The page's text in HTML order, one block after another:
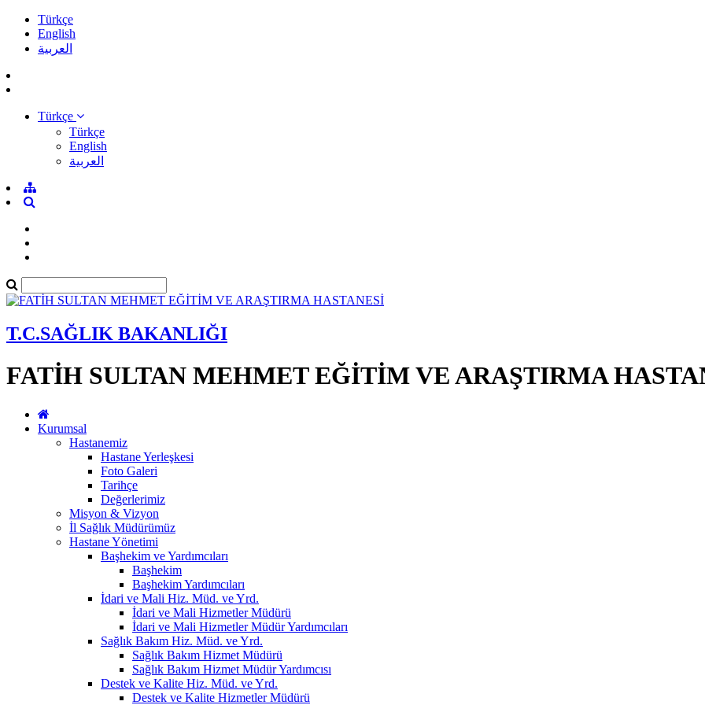
Türkçe
English
العربية
Türkçe
Türkçe
English
العربية
T.C.SAĞLIK BAKANLIĞI
FATİH SULTAN MEHMET EĞİTİM VE ARAŞTIRMA
Kurumsal
Hastanemiz
Hastane Yerleşkesi
Foto Galeri
Tarihçe
Değerlerimiz
Misyon & Vizyon
İl Sağlık Müdürümüz
Hastane Yönetimi
Başhekim ve Yardımcıları
Başhekim
Başhekim Yardımcıları
İdari ve Mali Hiz. Müd. ve Yrd.
İdari ve Mali Hizmetler Müdürü
İdari ve Mali Hizmetler Müdür Yardımcıları
Sağlık Bakım Hiz. Müd. ve Yrd.
Sağlık Bakım Hizmet Müdürü
Sağlık Bakım Hizmet Müdür Yardımcısı
Destek ve Kalite Hiz. Müd. ve Yrd.
Destek ve Kalite Hizmetler Müdürü